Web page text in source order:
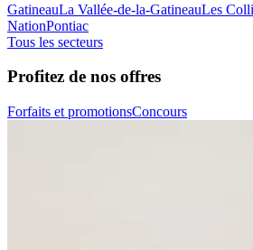
GatineauLa Vallée-de-la-GatineauLes
NationPontiac
Tous les secteurs
Profitez de nos offres
Forfaits et promotionsConcours